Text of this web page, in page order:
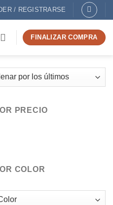
/ REGISTRARSE
FINALIZAR COMPRA
PRECIO
COLOR